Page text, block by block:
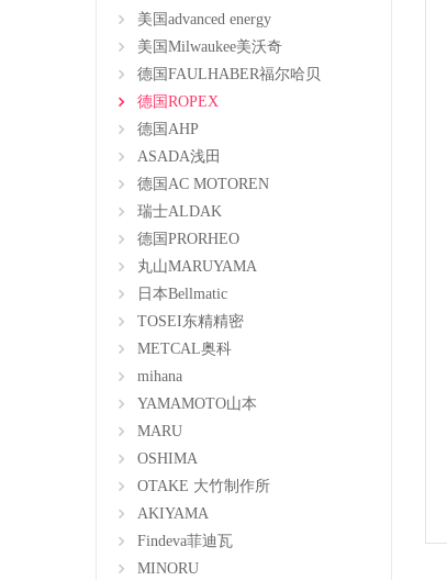
美国advanced energy
美国Milwaukee美沃奇
德国FAULHABER福尔哈贝
德国ROPEX
德国AHP
ASADA浅田
德国AC MOTOREN
瑞士ALDAK
德国PRORHEO
丸山MARUYAMA
日本Bellmatic
TOSEI东精精密
METCAL奥科
mihana
YAMAMOTO山本
MARU
OSHIMA
OTAKE 大竹制作所
AKIYAMA
Findeva菲迪瓦
MINORU